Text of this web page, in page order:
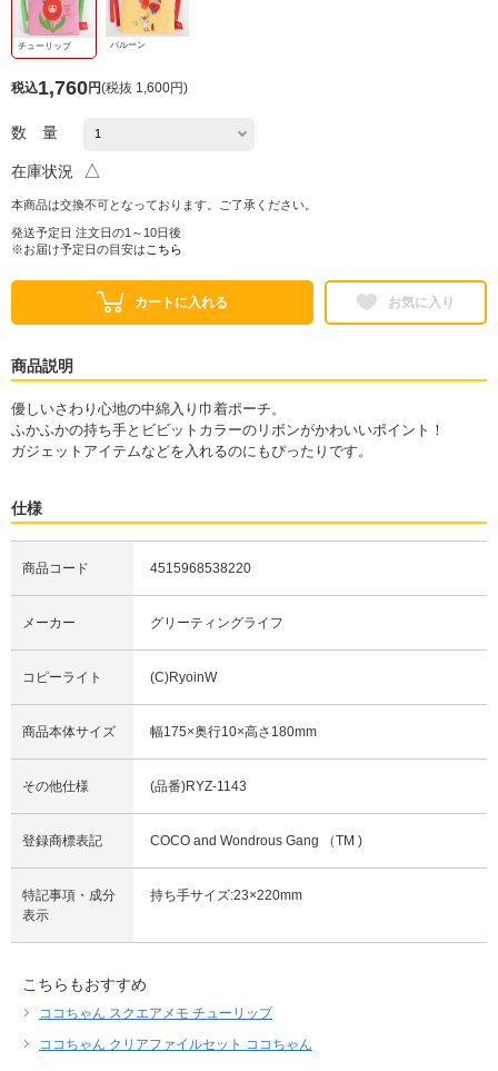
チューリップ バルーン
税込1,760円(税抜 1,600円)
数 量
在庫状況 △
本商品は交換不可となっております。ご了承ください。
発送予定日 注文日の1～10日後
※お届け予定日の目安は こちら
カートに入れる お気に入り
商品説明
優しいさわり心地の中綿入り巾着ポーチ。
ふかふかの持ち手とビビットカラーのリボンがかわいいポイント！
ガジェットアイテムなどを入れるのにもぴったりです。
仕様
商品コード 4515968538220
メーカー グリーティングライフ
コピーライト (C)RyoinW
商品本体サイズ 幅175×奥行10×高さ180mm
その他仕様 (品番)RYZ-1143
登録商標表記 COCO and Wondrous Gang （TM )
特記事項・成分
表示
持ち手サイズ:23×220mm
こちらもおすすめ
ココちゃん スクエアメモ チューリップ
ココちゃん クリアファイルセット ココちゃん